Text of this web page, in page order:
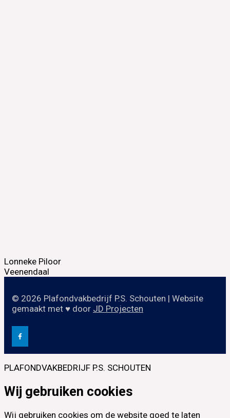
Lonneke Piloor
Veenendaal
© 2026 Plafondvakbedrijf P.S. Schouten | Website
gemaakt met ♥ door JD Projecten
PLAFONDVAKBEDRIJF P.S. SCHOUTEN
Wij gebruiken cookies
Wij gebruiken cookies om de website goed te laten